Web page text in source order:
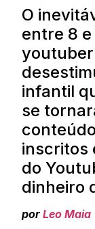
O
entre 8
infantil
se
inscritos
do
dinheiro
porLeo Maia